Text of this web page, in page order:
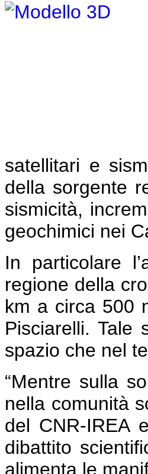
satellitari e
della sorgente
sismicità,
geochimici nei
In particolare
regione della
km a circa 500
Pisciarelli. Tale
spazio che nel
“Mentre sulla
nella comunità
del CNR-IREA
dibattito
alimenta le